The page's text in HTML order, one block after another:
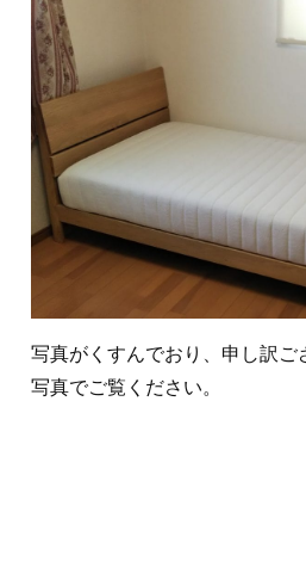
写真がくすんでおり、申し訳ご
写真でご覧ください。